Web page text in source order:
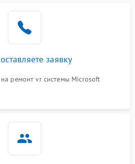
заявку
на ремонт vr системы Microsoft